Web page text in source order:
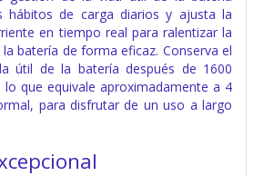
hábitos de carga diarios y ajusta la
en tiempo real para ralentizar la
batería de forma eficaz. Conserva el
útil de la batería después de 1600
lo que equivale aproximadamente a 4
para disfrutar de un uso a largo